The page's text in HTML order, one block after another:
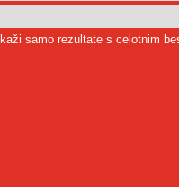
samo rezultate s celotnim